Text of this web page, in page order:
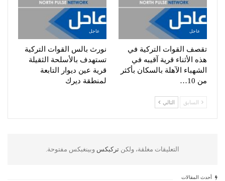
عاجل
تقصف القوات التركية في
هذه الأثناء قرية آقيبه في
الشهباء الآهلة بالسكان بأكثر
من 10…
عاجل
نورث بالس القوات التركية
تستهدف بالأسلحة الثقيلة
قرية عين ديوار التابعة
لمنطقة ديرك
السابق التالي
التعليقات مغلقة، ولكن تركبكس وبينغبكس مفتوحة.
أحدث المقالات